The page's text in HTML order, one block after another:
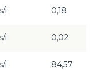
s/i 0,18
s/i 0,02
s/i 84,57